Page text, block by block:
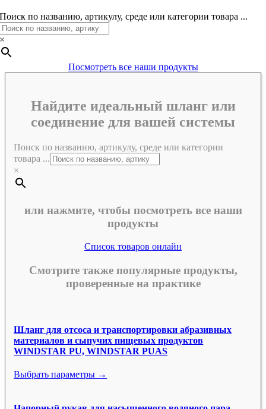
Поиск по названию, артикулу, среде или категории товара ...
×
Посмотреть все наши продукты
Найдите идеальный шланг или
соединение для вашей системы
Поиск по названию, артикулу, среде или категории
товара ...
×
или нажмите, чтобы посмотреть все наши
продукты
Список товаров онлайн
Смотрите также популярные продукты,
проверенные на практике
Шланг для отсоса и транспортировки абразивных
материалов и сыпучих пищевых продуктов
WINDSTAR PU, WINDSTAR PUAS
Выбрать параметры →